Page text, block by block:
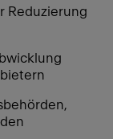
Reduzierung